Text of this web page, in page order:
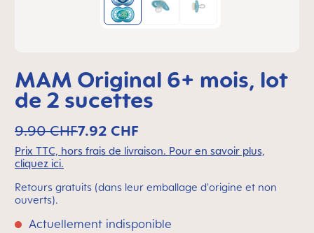
MAM Original 6+ mois, lot
de 2 sucettes
7.92 CHF
9.90 CHF
Prix TTC, hors frais de livraison. Pour en savoir plus,
cliquez ici.
Retours gratuits (dans leur emballage d'origine et non
ouverts).
Actuellement indisponible